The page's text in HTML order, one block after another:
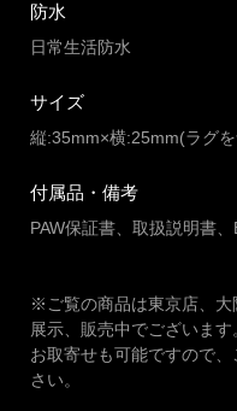
防水
日常生活防水
サイズ
縦:35mm×横:25mm(ラグ
付属品・備考
PAW保証書、取扱説明書
※ご覧の商品は東京店、大
展示、販売中でございま
お取寄せも可能ですので
さい。